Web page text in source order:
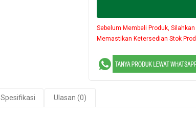
Sebelum Membeli Produk,
Memastikan Ketersedian Stok
Spesifikasi Ulasan (0)